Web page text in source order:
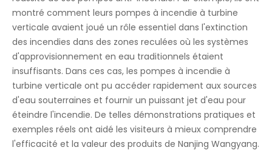
montré comment leurs pompes à incendie à turbine
verticale avaient joué un rôle essentiel dans l'extinction
des incendies dans des zones reculées où les systèmes
d'approvisionnement en eau traditionnels étaient
insuffisants. Dans ces cas, les pompes à incendie à
turbine verticale ont pu accéder rapidement aux sources
d'eau souterraines et fournir un puissant jet d'eau pour
éteindre l'incendie. De telles démonstrations pratiques et
exemples réels ont aidé les visiteurs à mieux comprendre
l'efficacité et la valeur des produits de Nanjing Wangyang.